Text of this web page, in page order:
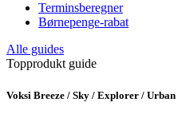
Terminsberegner
Børnepenge-rabat
Alle guides
Topprodukt guide
Voksi Breeze / Sky / Explorer / Urban